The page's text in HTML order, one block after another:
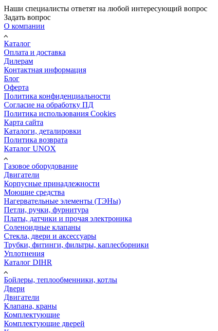
Наши специалисты ответят на любой интересующий вопрос
Задать вопрос
О компании
Каталог
Оплата и доставка
Дилерам
Контактная информация
Блог
Оферта
Политика конфиденциальности
Согласие на обработку ПД
Политика использования Cookies
Карта сайта
Каталоги, деталировки
Политика возврата
Каталог UNOX
Газовое оборудование
Двигатели
Корпусные принадлежности
Моющие средства
Нагервательные элементы (ТЭНы)
Петли, ручки, фурнитура
Платы, датчики и прочая электроника
Соленоидные клапаны
Стекла, двери и аксессуары
Трубки, фитинги, фильтры, каплесборники
Уплотнения
Каталог DIHR
Бойлеры, теплообменники, котлы
Двери
Двигатели
Клапана, краны
Комплектующие
Комплектующие дверей